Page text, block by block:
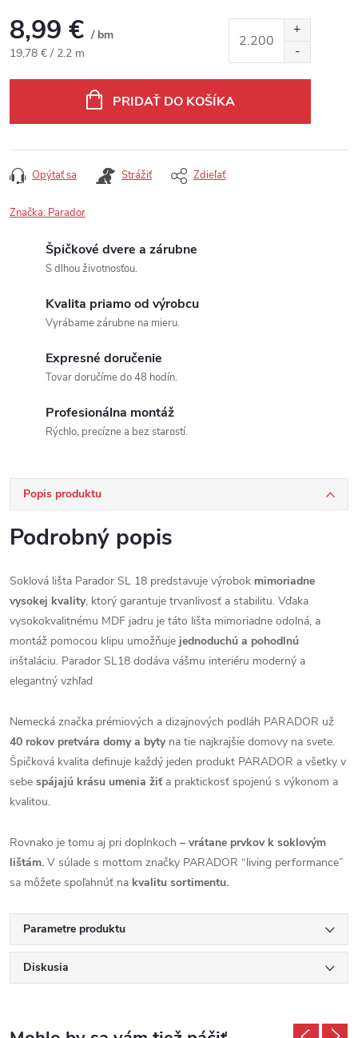
8,99 € / bm
Jednotková cena:
19,78 € / 2.2 m
PRIDAŤ DO KOŠÍKA
Opýtať sa Strážiť Zdieľať
Značka: Parador
Špičkové dvere a zárubne
S dlhou životnosťou.
Kvalita priamo od výrobcu
Vyrábame zárubne na mieru.
Expresné doručenie
Tovar doručíme do 48 hodín.
Profesionálna montáž
Rýchlo, precízne a bez starostí.
Popis produktu
Podrobný popis
Soklová lišta Parador SL 18 predstavuje výrobok mimoriadne
vysokej kvality, ktorý garantuje trvanlivosť a stabilitu. Vďaka
vysokokvalitnému MDF jadru je táto lišta mimoriadne odolná, a
montáž pomocou klipu umožňuje jednoduchú a pohodlnú
inštaláciu. Parador SL18 dodáva vášmu interiéru moderný a
elegantný vzhľad
Nemecká značka prémiových a dizajnových podláh PARADOR už
40 rokov pretvára domy a byty na tie najkrajšie domovy na svete.
Špičková kvalita definuje každý jeden produkt PARADOR a všetky v
sebe spájajú krásu umenia žiť a praktickosť spojenú s výkonom a
kvalitou.
Rovnako je tomu aj pri doplnkoch – vrátane prvkov k soklovým
lištám. V súlade s mottom značky PARADOR “living performance”
sa môžete spoľahnúť na kvalitu sortimentu.
Parametre produktu
Diskusia